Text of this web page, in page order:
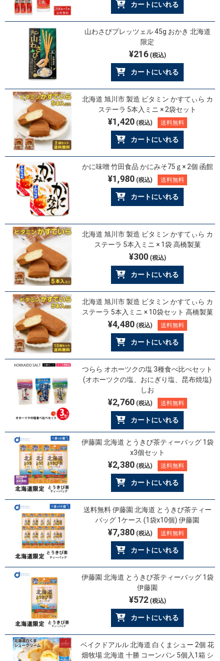
カートにいれる
山わさびプレッツェル 45g おかき 北海道
限定
¥216(税込)
カートにいれる
北海道 旭川市 製造 ビタミン かすてぃら カ
ステーラ 5本入ミニ × 2袋セット
¥1,420(税込) 送料無料
カートにいれる
かに味噌 竹田食品 かにみそ75ｇ× 2個 函館
¥1,980(税込) 送料無料
カートにいれる
北海道 旭川市 製造 ビタミン かすてぃら カ
ステーラ 5本入ミニ × 1袋 高橋製菓
¥300(税込)
カートにいれる
北海道 旭川市 製造 ビタミン かすてぃら カ
ステーラ 5本入ミニ × 10袋セット 高橋製菓
¥4,480(税込) 送料無料
カートにいれる
つらら オホーツクの塩 3種食べ比べセット
(オホーツクの塩、おにぎり塩、昆布焼塩)
しお
¥2,760(税込) 送料無料
カートにいれる
伊藤園 北海道 とうきび茶ティーバッグ 1袋
x3個セット
¥2,380(税込) 送料無料
カートにいれる
送料無料 伊藤園 北海道 とうきび茶ティー
バッグ 1ケース (1袋x10個) 伊藤園
¥7,380(税込) 送料無料
カートにいれる
伊藤園 北海道 とうきび茶ティーバッグ 1袋
伊藤園
¥572(税込)
カートにいれる
ベイクドアルル 北海道 白くまシュー 2個 花
畑牧場 北海道 十勝 コーンパン 5個入1箱 シ